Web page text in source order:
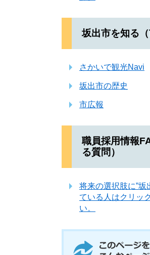
坂出市を知る（
さかいで観光Navi
坂出市の歴史
市広報
職員採用情報
る質問）
将来の選択肢に”坂
ている人はクリッ
い。
も見ています